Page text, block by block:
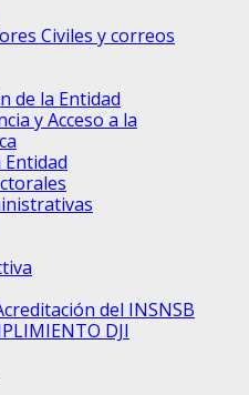
Civiles y correos
de la Entidad
y Acceso a la
del INSNSB
DJI